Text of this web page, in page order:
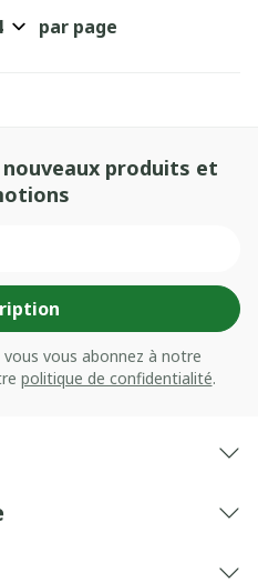
par page
produits et
vous vous abonnez à notre
politique de confidentialité.